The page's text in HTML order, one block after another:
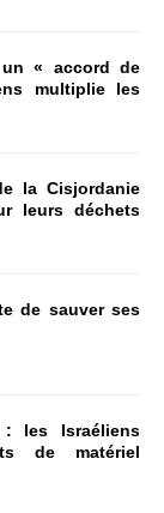
« accord de
multiplie les
la Cisjordanie
leurs déchets
de sauver ses
les Israéliens
de matériel